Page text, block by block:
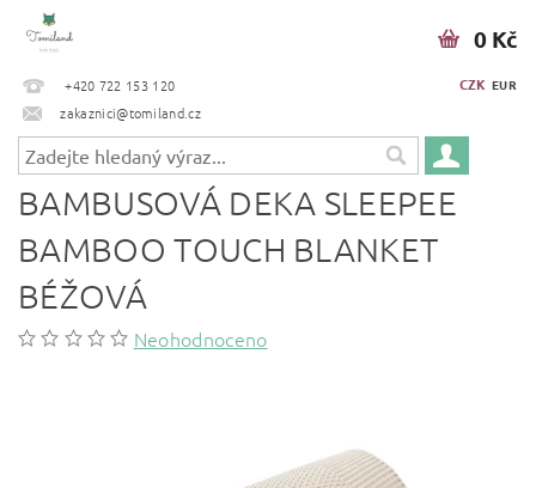
+420 722 153 120
zakaznici@tomiland.cz
CZK EUR
0 Kč
BAMBUSOVÁ DEKA SLEEPEE
BAMBOO TOUCH BLANKET
BÉŽOVÁ
Neohodnoceno